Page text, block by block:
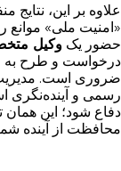
علاوه بر این،
«امنیت ملی» موانع
حضور یک وکیل
درخواست و طرح به
ضروری است. مدیریت
رسمی و آینده‌نگری
دفاع شود؛ این
محافظت از آینده